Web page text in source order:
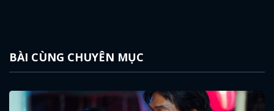
BÀI CÙNG CHUYÊN MỤC